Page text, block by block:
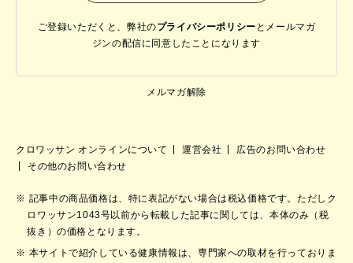
ご登録いただくと、弊社のプライバシーポリシー と メールマガ
ジンの配信に同意したことになります
メルマガ解除
クロワッサン オンラインについて 運営会社
広告のお問い合わせ
その他のお問い合わせ
記事中の商品価格は、特に表記がない場合は税込価格です。ただしク
ロワッサン1043号以前から転載した記事に関しては、本体のみ（税
抜き）の価格となります。
本サイトで紹介している健康情報は、専門家への取材を行っておりま